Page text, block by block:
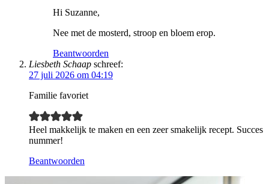
Hi Suzanne,
Nee met de mosterd, stroop en bloem erop.
Beantwoorden
Liesbeth Schaap schreef:
27 juli 2026 om 04:19
Familie favoriet
Heel makkelijk te maken en een zeer smakelijk recept. Succes
nummer!
Beantwoorden